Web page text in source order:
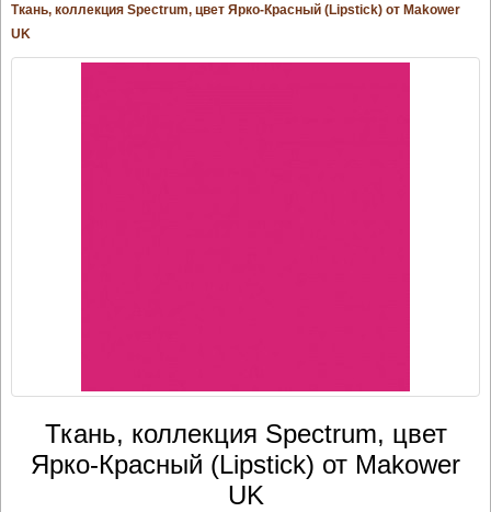
Ткань, коллекция Spectrum, цвет Ярко-Красный (Lipstick) от Makower
UK
Ткань, коллекция Spectrum, цвет
Ярко-Красный (Lipstick) от Makower
UK